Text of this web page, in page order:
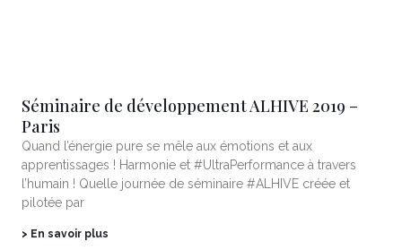
Séminaire de développement ALHIVE 2019 –
Paris
Quand l’énergie pure se mêle aux émotions et aux
apprentissages ! Harmonie et #UltraPerformance à travers
l’humain ! Quelle journée de séminaire #ALHIVE créée et
pilotée par
> En savoir plus